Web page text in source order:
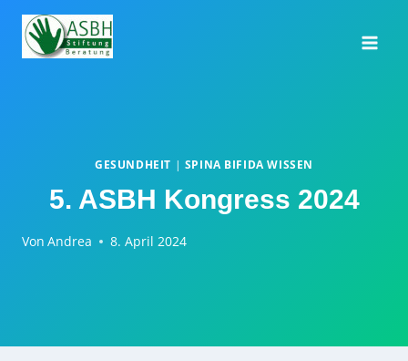
Zum
Inhalt
springen
GESUNDHEIT | SPINA BIFIDA WISSEN
5. ASBH Kongress 2024
Von Andrea 8. April 2024